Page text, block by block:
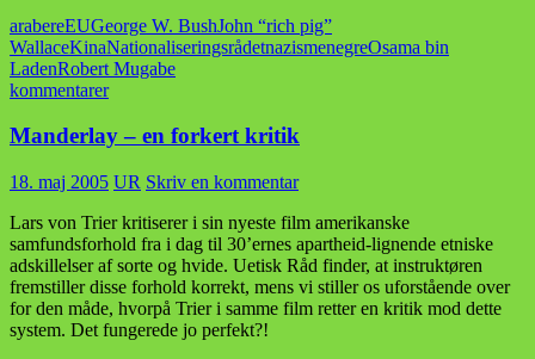
arabereEUGeorge W. BushJohn “rich pig”
WallaceKinaNationaliseringsrådetnazismenegreOsama bin
LadenRobert Mugabe
kommentarer
Manderlay – en forkert kritik
18. maj 2005 UR Skriv en kommentar
Lars von Trier kritiserer i sin nyeste film amerikanske
samfundsforhold fra i dag til 30’ernes apartheid-lignende etniske
adskillelser af sorte og hvide. Uetisk Råd finder, at instruktøren
fremstiller disse forhold korrekt, mens vi stiller os uforstående over
for den måde, hvorpå Trier i samme film retter en kritik mod dette
system. Det fungerede jo perfekt?!